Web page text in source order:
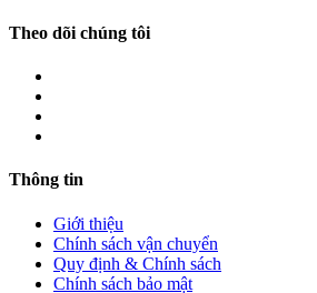
Theo dõi chúng tôi
Thông tin
Giới thiệu
Chính sách vận chuyển
Quy định & Chính sách
Chính sách bảo mật